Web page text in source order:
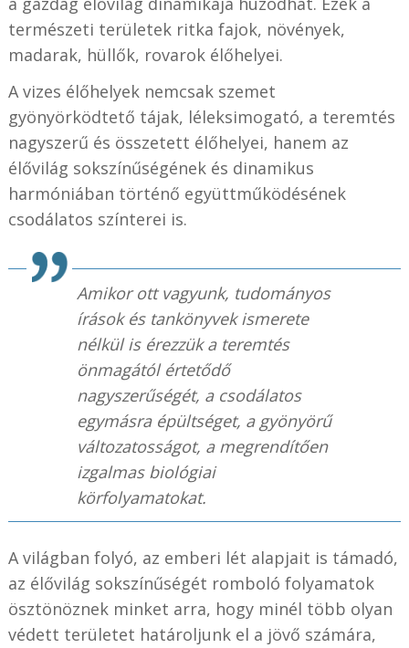
természeti területek ritka fajok, növények,
madarak, hüllők, rovarok élőhelyei.
A vizes élőhelyek nemcsak szemet
gyönyörködtető tájak, léleksimogató, a teremtés
nagyszerű és összetett élőhelyei, hanem az
élővilág sokszínűségének és dinamikus
harmóniában történő együttműködésének
csodálatos színterei is.
Amikor ott vagyunk, tudományos
írások és tankönyvek ismerete
nélkül is érezzük a teremtés
önmagától értetődő
nagyszerűségét, a csodálatos
egymásra épültséget, a gyönyörű
változatosságot, a megrendítően
izgalmas biológiai
körfolyamatokat.
A világban folyó, az emberi lét alapjait is támadó,
az élővilág sokszínűségét romboló folyamatok
ösztönöznek minket arra, hogy minél több olyan
védett területet határoljunk el a jövő számára,